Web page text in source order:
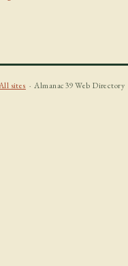
sites · Almanac39 Web Directory